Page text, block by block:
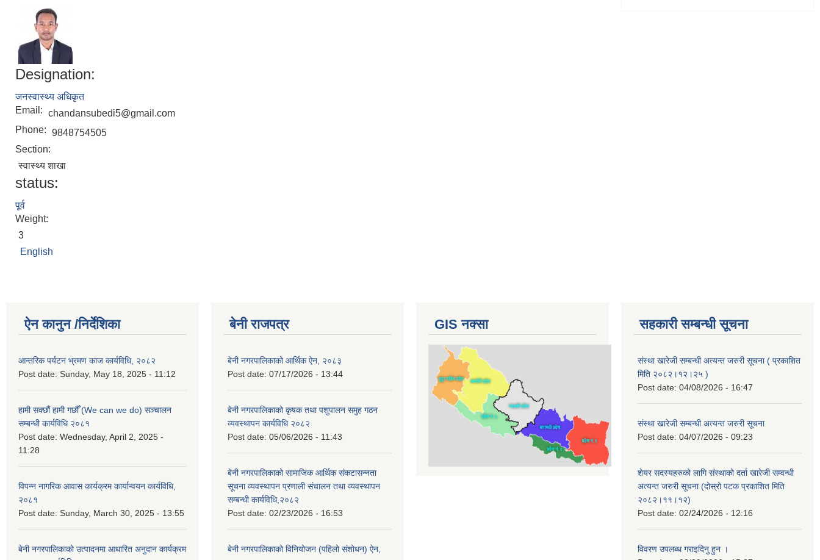
Designation:
जनस्वास्थ्य अधिकृत
Email: chandansubedi5@gmail.com
Phone: 9848754505
Section:
स्वास्थ्य शाखा
status:
पूर्व
Weight:
3
English
ऐन कानुन /निर्देशिका
आन्तरिक पर्यटन भ्रमण काज कार्यविधि, २०८२
Post date: Sunday, May 18, 2025 - 11:12
हामी सक्छौं हामी गछौँ (We can we do) सञ्चालन
सम्बन्धी कार्यविधि २०८१
Post date: Wednesday, April 2, 2025 -
11:28
विपन्न नागरिक आवास कार्यक्रम कार्यान्वयन कार्यविधि,
२०८१
Post date: Sunday, March 30, 2025 - 13:55
बेनी नगरपालिकाको उत्पादनमा आधारित अनुदान कार्यक्रम
बेनी राजपत्र
बेनी नगरपालिकाको आर्थिक ऐन, २०८३
Post date: 07/17/2026 - 13:44
बेनी नगरपालिकाको कृषक तथा पशुपालन समुह गठन
व्यवस्थापन कार्यविधि २०८२
Post date: 05/06/2026 - 11:43
बेनी नगरपालिकाको सामाजिक आर्थिक संकटासन्नता
सूचना व्यवस्थापन प्रणाली संचालन तथा व्यवस्थापन
सम्बन्धी कार्यविधि,२०८२
Post date: 02/23/2026 - 16:53
बेनी नगरपालिकाको विनियोजन (पहिलो संशोधन) ऐन,
GIS नक्सा सहकारी सम्बन्धी सूचना
संस्था खारेजी सम्बन्धी अत्यन्त जरुरी सूचना ( प्रकाशित
मिति २०८२।१२।२५ )
Post date: 04/08/2026 - 16:47
संस्था खारेजी सम्बन्धी अत्यन्त जरुरी सूचना
Post date: 04/07/2026 - 09:23
शेयर सदस्यहरुको लागि संस्थाको दर्ता खारेजी सम्वन्धी
अत्यन्त जरुरी सूचना (दोस्रो पटक प्रकाशित मिति
२०८२।११।१२)
Post date: 02/24/2026 - 12:16
विवरण उपलब्ध गराइदिनु हुन ।